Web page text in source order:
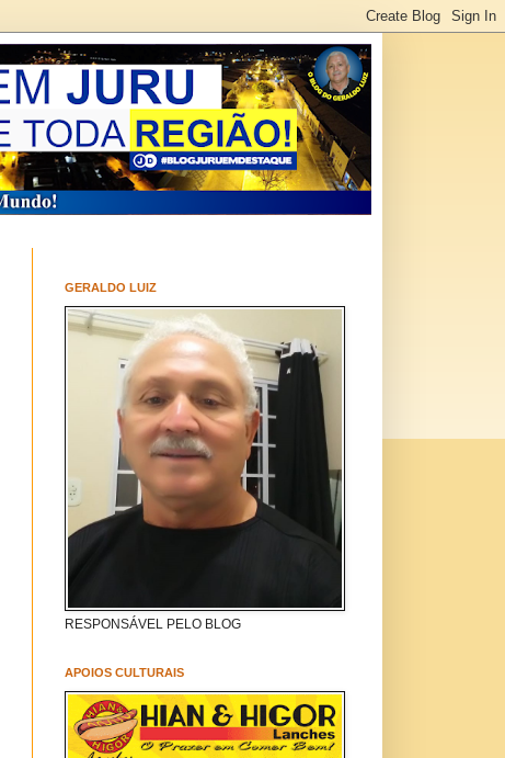
GERALDO LUIZ
RESPONSÁVEL PELO BLOG
APOIOS CULTURAIS